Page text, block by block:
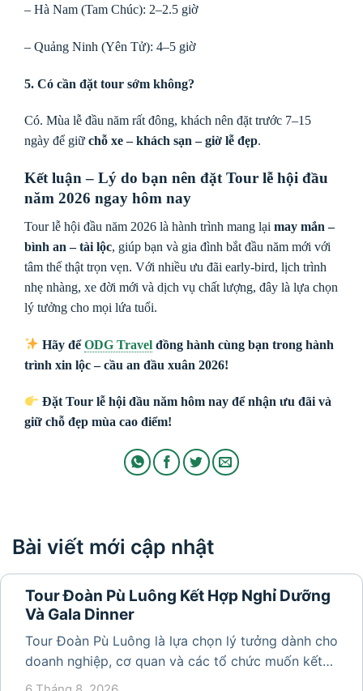
– Hà Nam (Tam Chúc): 2–2.5 giờ
– Quảng Ninh (Yên Tử): 4–5 giờ
5. Có cần đặt tour sớm không?
Có. Mùa lễ đầu năm rất đông, khách nên đặt trước 7–15
ngày để giữ chỗ xe – khách sạn – giờ lễ đẹp.
Kết luận – Lý do bạn nên đặt Tour lễ hội đầu
năm 2026 ngay hôm nay
Tour lễ hội đầu năm 2026 là hành trình mang lại may mắn –
bình an – tài lộc, giúp bạn và gia đình bắt đầu năm mới với
tâm thế thật trọn vẹn. Với nhiều ưu đãi early-bird, lịch trình
nhẹ nhàng, xe đời mới và dịch vụ chất lượng, đây là lựa chọn
lý tưởng cho mọi lứa tuổi.
Hãy đểODG Travel đồng hành cùng bạn trong hành
trình xin lộc – cầu an đầu xuân 2026!
Đặt Tour lễ hội đầu năm hôm nay để nhận ưu đãi và
giữ chỗ đẹp mùa cao điểm!
Bài viết mới cập nhật
Tour Đoàn Pù Luông Kết Hợp Nghỉ Dưỡng
Và Gala Dinner
Tour Đoàn Pù Luông là lựa chọn lý tưởng dành cho
doanh nghiệp, cơ quan và các tổ chức muốn kết
hợp nghỉ dưỡng, tham quan và tổ chức các hoạt